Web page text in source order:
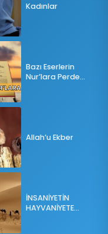
Kadınlar
Bazı Eserlerin
Nur’lara Perde
Allah’u Ekber
İNSANİYETİN
HAYVANİYETE